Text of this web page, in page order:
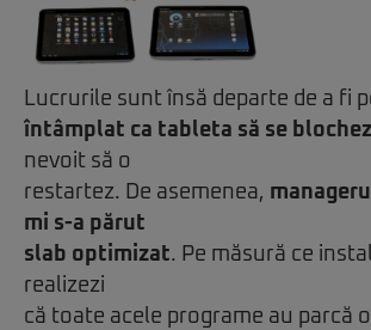
Lucrurile sunt însă departe de a fi
întâmplat ca tableta să se
nevoit să o
restartez. De asemenea,
mi s-a părut
slab optimizat. Pe măsură ce
realizezi
că toate acele programe au parcă